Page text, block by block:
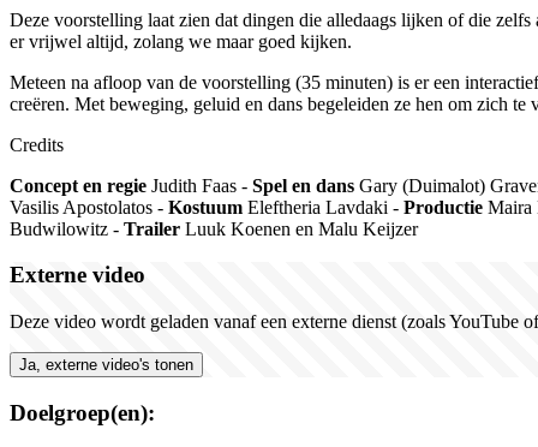
Deze voorstelling laat zien dat dingen die alledaags lijken of die
er vrijwel altijd, zolang we maar goed kijken.
Meteen na afloop van de voorstelling (35 minuten) is er een
creëren. Met beweging, geluid en dans begeleiden ze hen om zich
Credits
Concept en regie Judith Faas - Spel en dans Gary (Duimalot)
Vasilis Apostolatos - Kostuum Eleftheria Lavdaki - Productie Maira
Budwilowitz - Trailer Luuk Koenen en Malu Keijzer
Externe video
Deze video wordt geladen vanaf een externe dienst (zoals YouTube
Ja, externe video's tonen
Doelgroep(en):